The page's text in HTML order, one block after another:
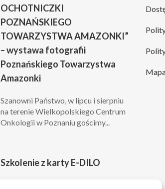
OCHOTNICZKI
POZNAŃSKIEGO
TOWARZYSTWA AMAZONKI”
– wystawa fotografii
Poznańskiego Towarzystwa
Amazonki
Szanowni Państwo, w lipcu i sierpniu
na terenie Wielkopolskiego Centrum
Onkologii w Poznaniu gościmy...
Szkolenie z karty E-DILO